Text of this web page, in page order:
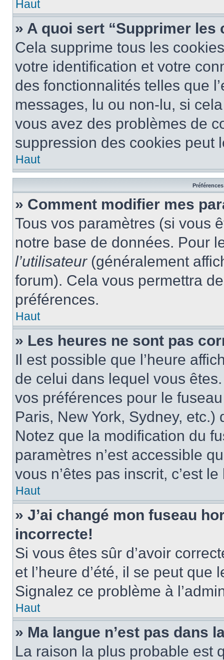
Haut
» A quoi sert “Supprimer les
Cela supprime tous les
votre identification et votre
des fonctionnalités telles que
messages, lu ou non-lu, si
vous avez des problèmes de
suppression des cookies peut
Haut
» Comment modifier mes
Tous vos paramètres (si vous
notre base de données. Pour
l’utilisateur(généralement
forum). Cela vous permettra
préférences.
Haut
» Les heures ne sont pas
Il est possible que l’heure
de celui dans lequel vous
vos préférences pour le
Paris, New York, Sydney, etc.)
Notez que la modification du
paramètres n’est accessible
vous n’êtes pas inscrit, c’est
Haut
» J’ai changé mon fuseau
incorrecte!
Si vous êtes sûr d’avoir
et l’heure d’été, il se peut que
Signalez ce problème à
Haut
» Ma langue n’est pas dans
La raison la plus probable est